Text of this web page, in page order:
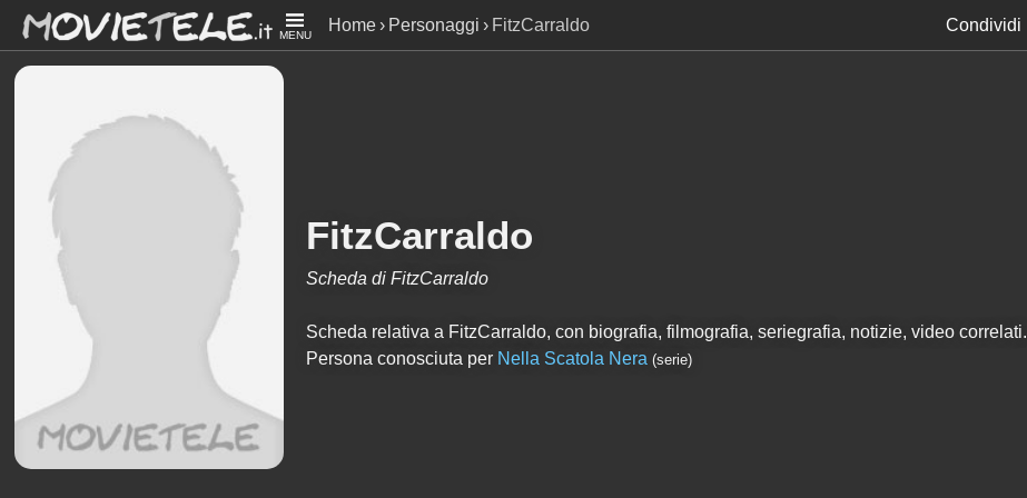
MENU
Home Personaggi FitzCarraldo Condividi
FitzCarraldo
Scheda di FitzCarraldo
Scheda relativa a FitzCarraldo, con biografia, filmografia, seriegrafia, notizie, video correlati.
Persona conosciuta per Nella Scatola Nera (serie)